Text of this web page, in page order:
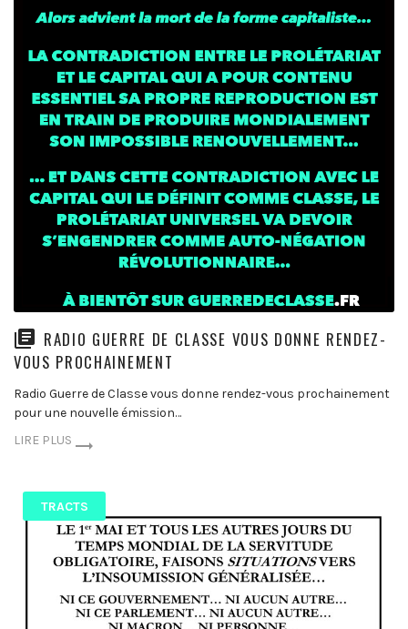
RADIO GUERRE DE CLASSE VOUS DONNE RENDEZ-
VOUS PROCHAINEMENT
Radio Guerre de Classe vous donne rendez-vous prochainement
pour une nouvelle émission…
LIRE PLUS
TRACTS